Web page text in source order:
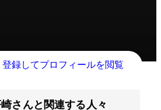
登録してプロフィールを閲覧
さんと関連する人々